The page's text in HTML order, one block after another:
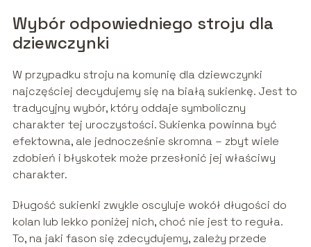
Wybór odpowiedniego stroju dla
dziewczynki
W przypadku stroju na komunię dla dziewczynki
najczęściej decydujemy się na białą sukienkę. Jest to
tradycyjny wybór, który oddaje symboliczny
charakter tej uroczystości. Sukienka powinna być
efektowna, ale jednocześnie skromna – zbyt wiele
zdobień i błyskotek może przesłonić jej właściwy
charakter.
Długość sukienki zwykle oscyluje wokół długości do
kolan lub lekko poniżej nich, choć nie jest to reguła.
To, na jaki fason się zdecydujemy, zależy przede